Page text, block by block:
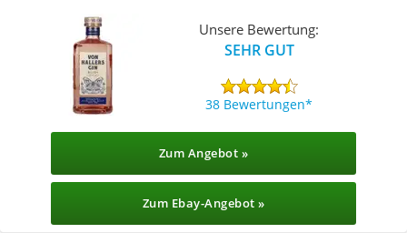
Unsere Bewertung:
SEHR GUT
38 Bewertungen
Zum Angebot »
Zum Ebay-Angebot »